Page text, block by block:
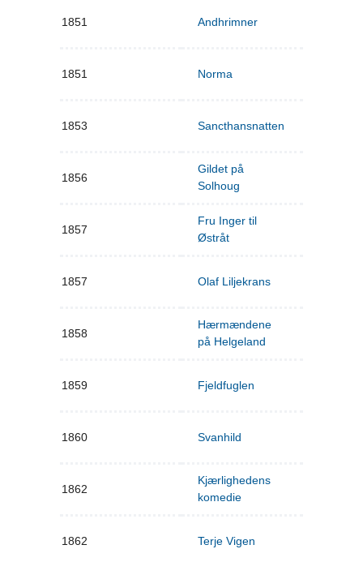
1851 Andhrimner
1851 Norma
1853 Sancthansnatten
1856
Gildet på
Solhoug
1857
Fru Inger til
Østråt
1857 Olaf Liljekrans
1858
Hærmændene
på Helgeland
1859 Fjeldfuglen
1860 Svanhild
1862
Kjærlighedens
komedie
1862 Terje Vigen